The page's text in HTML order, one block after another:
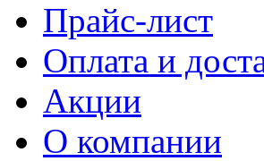
Прайс-лист
Оплата и
Акции
О компании